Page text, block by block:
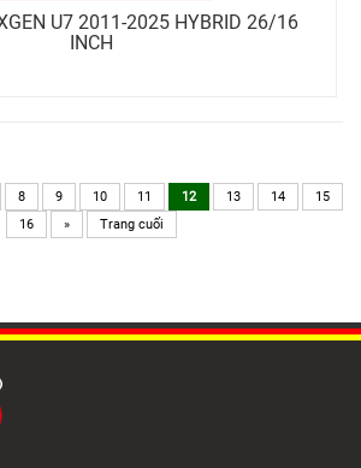
U7 2011-2025 HYBRID 26/16
INCH
8 9 10 11 12 13 14
15
16
» Trang cuối